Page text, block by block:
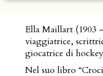
Ella Maillart (1903
viaggiatrice,
giocatrice di
Nel suo libro